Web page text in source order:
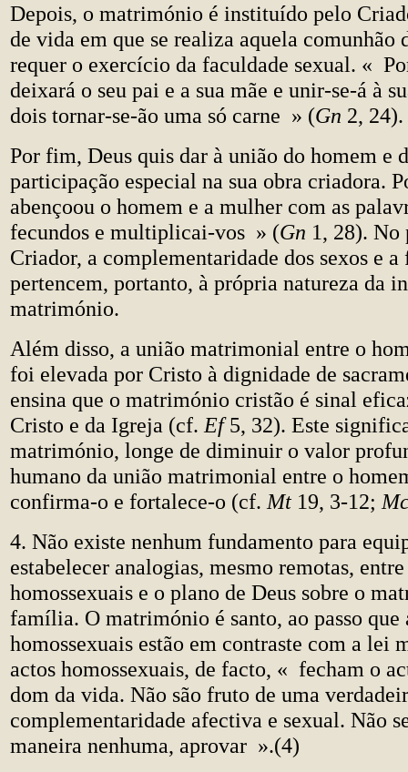
Depois, o matrimónio é instituído pelo
de vida em que se realiza aquela comunhão
requer o exercício da faculdade sexual. «
deixará o seu pai e a sua mãe e unir-se-á à
dois tornar-se-ão uma só carne » (Gn 2, 24).
Por fim, Deus quis dar à união do homem e
participação especial na sua obra criadora.
abençoou o homem e a mulher com as
fecundos e multiplicai-vos » (Gn 1, 28). No
Criador, a complementaridade dos sexos e a
pertencem, portanto, à própria natureza da
matrimónio.
Além disso, a união matrimonial entre o
foi elevada por Cristo à dignidade de
ensina que o matrimónio cristão é sinal
Cristo e da Igreja (cf. Ef5, 32). Este
matrimónio, longe de diminuir o valor
humano da união matrimonial entre o
confirma-o e fortalece-o (cf. Mt 19, 3-12;
4. Não existe nenhum fundamento para
estabelecer analogias, mesmo remotas,
homossexuais e o plano de Deus sobre o
família. O matrimónio é santo, ao passo que
homossexuais estão em contraste com a lei
actos homossexuais, de facto, « fecham o
dom da vida. Não são fruto de uma
complementaridade afectiva e sexual. Não
maneira nenhuma, aprovar ».(4)